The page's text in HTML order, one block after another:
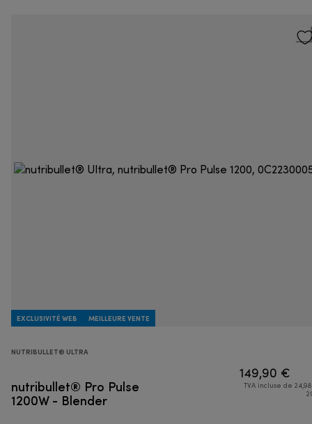
EXCLUSIVITÉ WEB MEILLEURE VENTE
NUTRIBULLET® ULTRA
nutribullet® Pro Pulse
1200W - Blender
149,90 €
TVA incluse de